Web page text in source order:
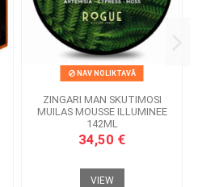
NAV NOLIKTAVĀ
ZINGARI MAN SKUTIMOSI
MUILAS MOUSSE ILLUMINEE
142ML
34,50 €
VIEW